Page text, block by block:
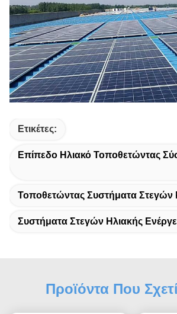
Ετικέτες:
Επίπεδο Ηλιακό Τοποθετώντας
Τοποθετώντας Συστήματα Στεγών
Συστήματα Στεγών Ηλιακής
Προϊόντα Που